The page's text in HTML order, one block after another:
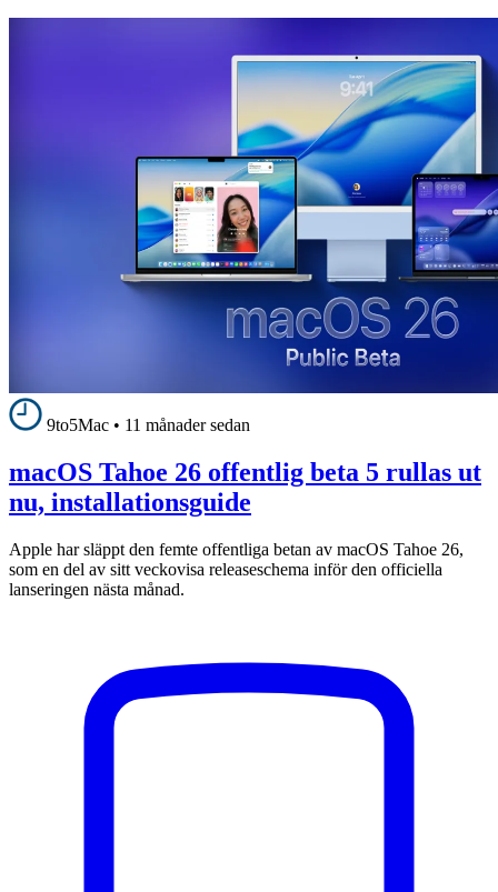
9to5Mac • 11 månader sedan
macOS Tahoe 26 offentlig beta 5 rullas ut
nu, installationsguide
Apple har släppt den femte offentliga betan av macOS Tahoe 26,
som en del av sitt veckovisa releaseschema inför den officiella
lanseringen nästa månad.